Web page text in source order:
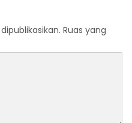
Ruas yang